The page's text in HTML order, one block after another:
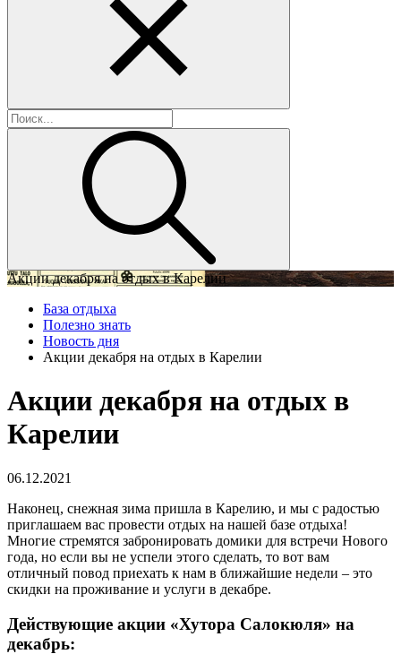
Акции декабря на отдых в Карелии
База отдыха
Полезно знать
Новость дня
Акции декабря на отдых в Карелии
Акции декабря на отдых в
Карелии
06.12.2021
Наконец, снежная зима пришла в Карелию, и мы с радостью
приглашаем вас провести отдых на нашей базе отдыха!
Многие стремятся забронировать домики для встречи Нового
года, но если вы не успели этого сделать, то вот вам
отличный повод приехать к нам в ближайшие недели – это
скидки на проживание и услуги в декабре.
Действующие акции «Хутора Салокюля» на
декабрь: